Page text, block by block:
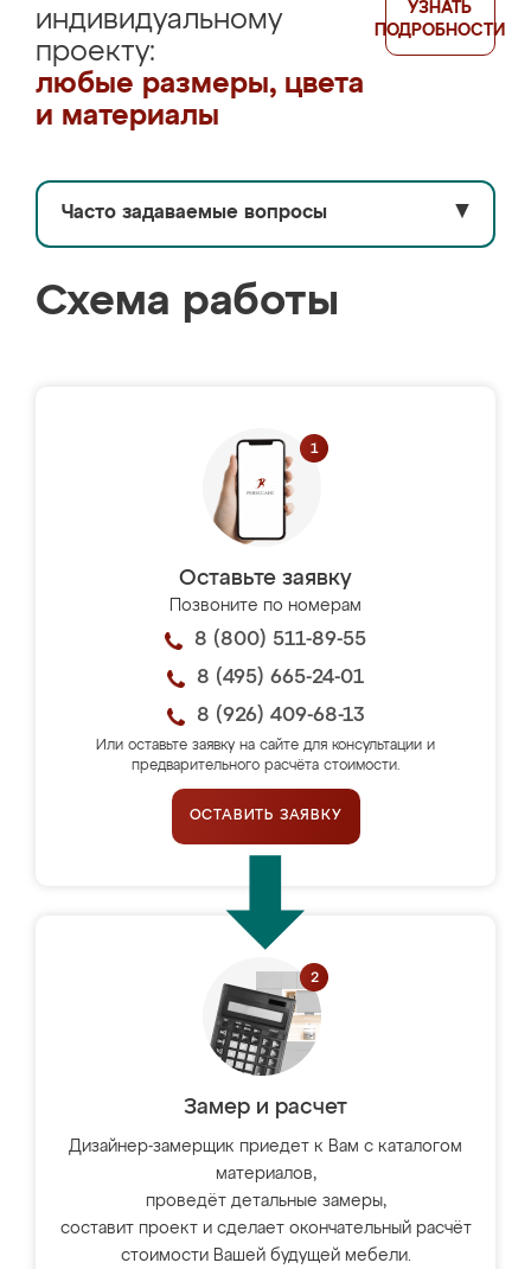
индивидуальному
проекту:
любые размеры, цвета
и материалы
УЗНАТЬ
ПОДРОБНОСТИ
Часто задаваемые вопросы ▼
Схема работы
Оставьте заявку
Позвоните по номерам
8 (800) 511-89-55
8 (495) 665-24-01
8 (926) 409-68-13
Или оставьте заявку на сайте для консультации и
предварительного расчёта стоимости.
ОСТАВИТЬ ЗАЯВКУ
Замер и расчет
Дизайнер-замерщик приедет к Вам с каталогом
материалов,
проведёт детальные замеры,
составит проект и сделает окончательный расчёт
стоимости Вашей будущей мебели.